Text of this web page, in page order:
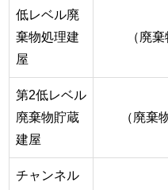
低レベル廃
棄物処理建
屋
（廃
第2低レベル
廃棄物貯蔵
建屋
（廃棄
チャンネル